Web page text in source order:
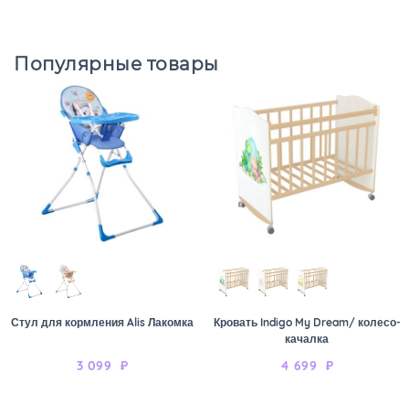
Популярные товары
Стул для кормления Alis Лакомка
3 099 ₽
Кровать Indigo My Dream/ колесо-
качалка
4 699 ₽